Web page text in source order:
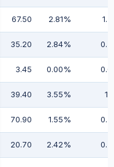
67.50 2.81%
35.20 2.84%
3.45 0.00%
39.40 3.55%
70.90 1.55%
20.70 2.42%